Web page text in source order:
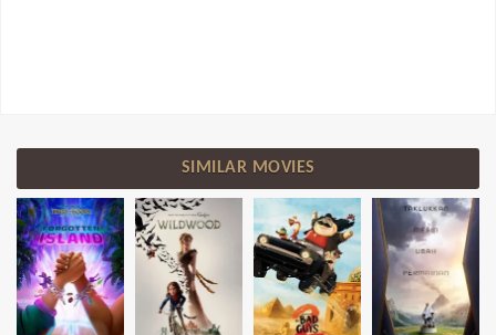
SIMILAR MOVIES